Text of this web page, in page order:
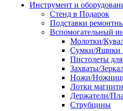
Инструмент и
Стенд в Подарок
Подставки
Вспомогательный
Молотки/
Сумки/Ящики
Пистолеты
Захваты/
Ножи/
Лотки
Держатели/
Струбцины